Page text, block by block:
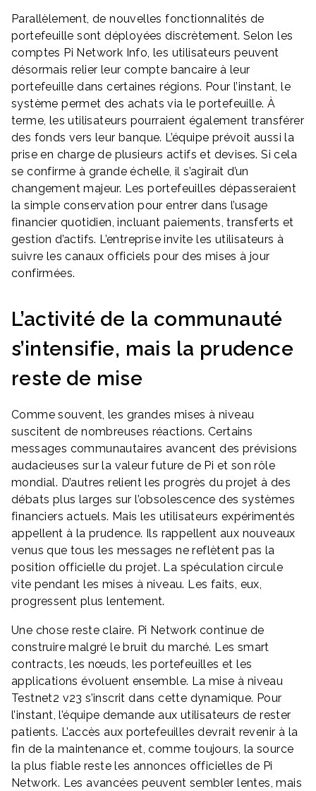
Parallèlement, de nouvelles fonctionnalités de
portefeuille sont déployées discrètement. Selon les
comptes Pi Network Info, les utilisateurs peuvent
désormais relier leur compte bancaire à leur
portefeuille dans certaines régions. Pour l’instant, le
système permet des achats via le portefeuille. À
terme, les utilisateurs pourraient également transférer
des fonds vers leur banque. L’équipe prévoit aussi la
prise en charge de plusieurs actifs et devises. Si cela
se confirme à grande échelle, il s’agirait d’un
changement majeur. Les portefeuilles dépasseraient
la simple conservation pour entrer dans l’usage
financier quotidien, incluant paiements, transferts et
gestion d’actifs. L’entreprise invite les utilisateurs à
suivre les canaux officiels pour des mises à jour
confirmées.
L’activité de la communauté
s’intensifie, mais la prudence
reste de mise
Comme souvent, les grandes mises à niveau
suscitent de nombreuses réactions. Certains
messages communautaires avancent des prévisions
audacieuses sur la valeur future de Pi et son rôle
mondial. D’autres relient les progrès du projet à des
débats plus larges sur l’obsolescence des systèmes
financiers actuels. Mais les utilisateurs expérimentés
appellent à la prudence. Ils rappellent aux nouveaux
venus que tous les messages ne reflètent pas la
position officielle du projet. La spéculation circule
vite pendant les mises à niveau. Les faits, eux,
progressent plus lentement.
Une chose reste claire. Pi Network continue de
construire malgré le bruit du marché. Les smart
contracts, les nœuds, les portefeuilles et les
applications évoluent ensemble. La mise à niveau
Testnet2 v23 s’inscrit dans cette dynamique. Pour
l’instant, l’équipe demande aux utilisateurs de rester
patients. L’accès aux portefeuilles devrait revenir à la
fin de la maintenance et, comme toujours, la source
la plus fiable reste les annonces officielles de Pi
Network. Les avancées peuvent sembler lentes, mais